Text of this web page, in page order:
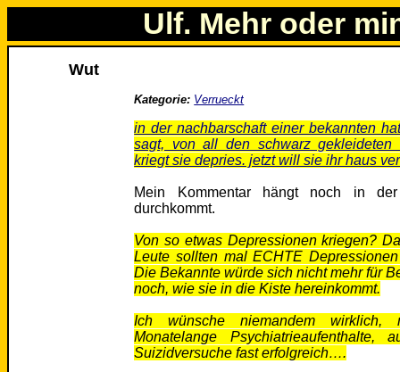
Ulf. Mehr oder
Wut
Kategorie: Verrueckt
in der nachbarschaft einer bekannten
sagt, von all den schwarz gekleideten
kriegt sie depries. jetzt will sie ihr haus
Mein Kommentar hängt noch in
durchkommt.
Von so etwas Depressionen kriegen?
Leute sollten mal ECHTE
Die Bekannte würde sich nicht mehr für
noch, wie sie in die Kiste hereinkommt.
Ich wünsche niemandem wirklich,
Monatelange Psychiatrieaufenthalte,
Suizidversuche fast erfolgreich….